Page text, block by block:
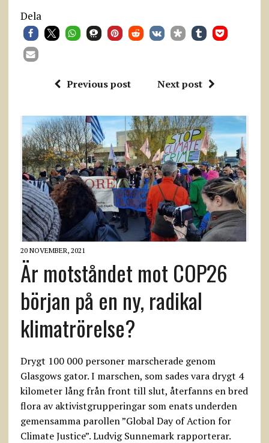
Dela
Previous post Next post
20 NOVEMBER, 2021
Är motståndet mot COP26
början på en ny, radikal
klimatrörelse?
Drygt 100 000 personer marscherade genom
Glasgows gator. I marschen, som sades vara drygt 4
kilometer lång från front till slut, återfanns en bred
flora av aktivistgrupperingar som enats underden
gemensamma parollen ”Global Day of Action for
Climate Justice”. Ludvig Sunnemark rapporterar.